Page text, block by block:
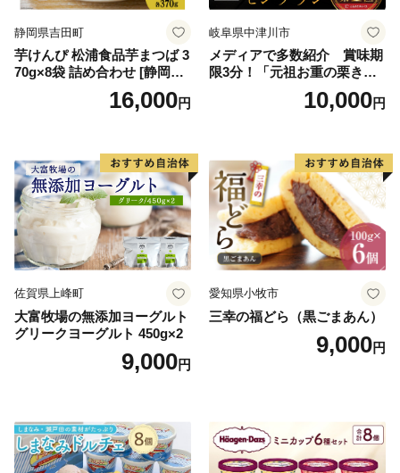
イン
静岡県吉田町
芋けんぴ 松浦食品芋まつば 3
70g×8袋 詰め合わせ [静岡伊
勢丹(松浦食品) 静岡県 吉田町
22424274] 芋ケンピ セット
16,000円
岐阜県中津川市
メディアで多数紹介 賞味期
限3分！「元祖お重の栗きん
とんモンブラン」 【未来の
ご褒美】スイーツ 栗 モンブ
子 菓子 F4N-2298
10,000円
佐賀県上峰町
大富牧場の無添加ヨーグルト
グリークヨーグルト 450g×2
9,000円
愛知県小牧市
三幸の福どら（黒ごまあん）
9,000円